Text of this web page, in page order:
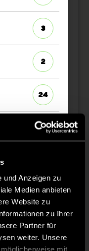
und Anzeigen zu
Medien anbieten
Website zu
zu Ihrer
Partner für
weiter. Unsere
mit
3
2
24
53
9
44